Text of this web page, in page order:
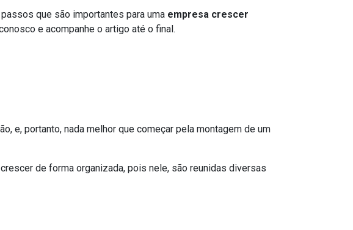
que são importantes para uma empresa crescer
e acompanhe o artigo até o final.
e, portanto, nada melhor que começar pela montagem de um
de forma organizada, pois nele, são reunidas diversas